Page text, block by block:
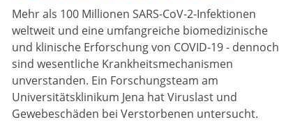
Mehr als 100 Millionen SARS-CoV-2-Infektionen
weltweit und eine umfangreiche biomedizinische
und klinische Erforschung von COVID-19 - dennoch
sind wesentliche Krankheitsmechanismen
unverstanden. Ein Forschungsteam am
Universitätsklinikum Jena hat Viruslast und
Gewebeschäden bei Verstorbenen untersucht.